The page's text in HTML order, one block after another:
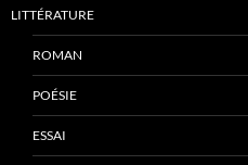
LITTÉRATURE
ROMAN
POÉSIE
ESSAI